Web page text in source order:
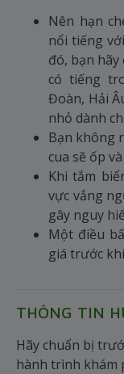
Nên hạn
nổi tiếng
đó, bạn
có tiếng
Đoàn, Hải
nhỏ dành
Bạn không
cua sẽ ốp
Khi tắm
vực vắng
gây nguy
Một điều
giá trước
THÔNG TIN
Hãy chuẩn bị
hành trình khám